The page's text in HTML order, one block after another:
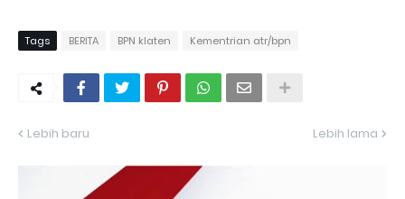
Tags BERITA BPN klaten Kementrian atr/bpn
Lebih baru Lebih lama